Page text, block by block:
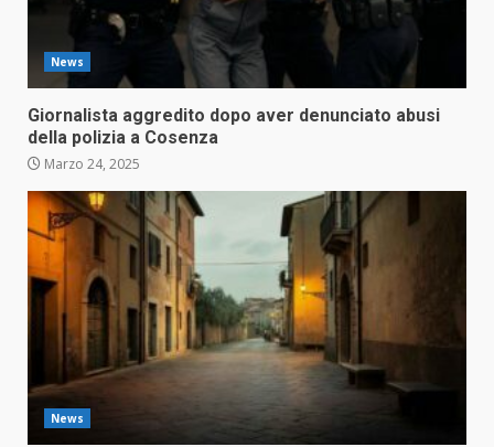
News
Giornalista aggredito dopo aver denunciato abusi
della polizia a Cosenza
Marzo 24, 2025
News